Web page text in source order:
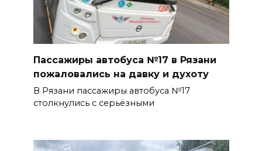
Пассажиры автобуса №17 в Рязани
пожаловались на давку и духоту
В Рязани пассажиры автобуса №17
столкнулись с серьёзными